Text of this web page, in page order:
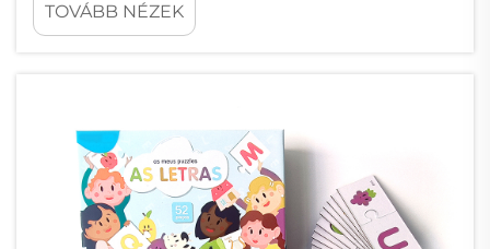
és az anyagminőség szigorú követelményeinek. A játékipar
TOVÁBB NÉZEK